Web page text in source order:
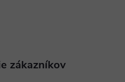
zákazníkov